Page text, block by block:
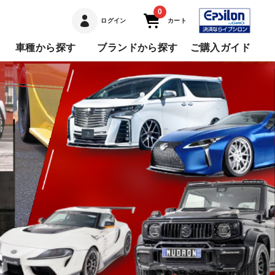
ログイン
0
カート
車種から探す ブランドから探す ご購入ガイド